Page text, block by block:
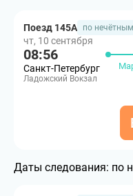
Поезд 145А по
чт, 10 сентября
08:56
Санкт-Петербург
Ладожский Вокзал
Даты следования: по